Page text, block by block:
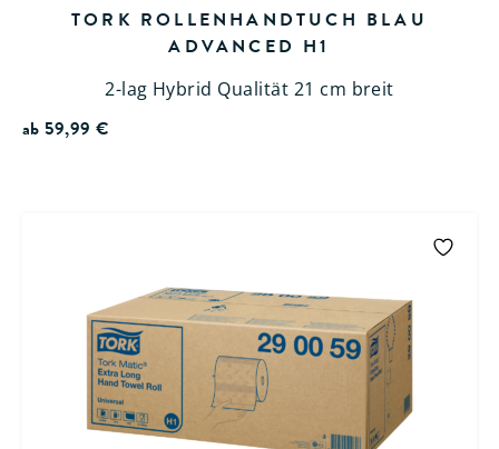
TORK ROLLENHANDTUCH BLAU
ADVANCED H1
2-lag Hybrid Qualität 21 cm breit
ab59,99€